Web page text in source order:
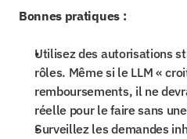
Bonnes pratiques :
Utilisez des autorisations
rôles. Même si le LLM «
remboursements, il ne
réelle pour le faire sans
Surveillez les demandes